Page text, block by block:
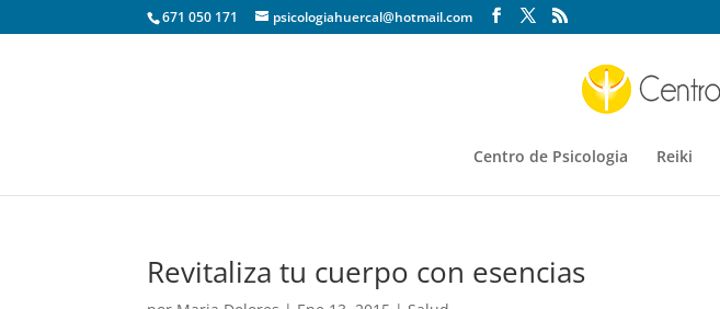
671 050 171 psicologiahuercal@hotmail.com
Centro de Psicologia Reiki
Revitaliza tu cuerpo con esencias